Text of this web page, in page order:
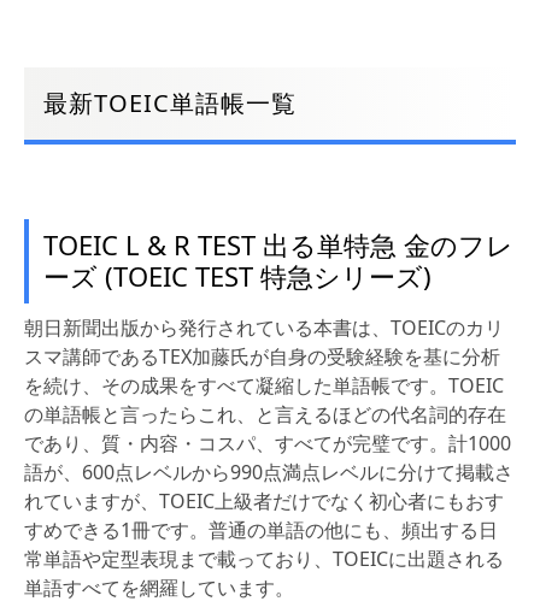
最新TOEIC単語帳一覧
TOEIC L & R TEST 出る単特急 金のフレ
ーズ (TOEIC TEST 特急シリーズ)
朝日新聞出版から発行されている本書は、TOEICのカリ
スマ講師であるTEX加藤氏が自身の受験経験を基に分析
を続け、その成果をすべて凝縮した単語帳です。TOEIC
の単語帳と言ったらこれ、と言えるほどの代名詞的存在
であり、質・内容・コスパ、すべてが完璧です。計1000
語が、600点レベルから990点満点レベルに分けて掲載さ
れていますが、TOEIC上級者だけでなく初心者にもおす
すめできる1冊です。普通の単語の他にも、頻出する日
常単語や定型表現まで載っており、TOEICに出題される
単語すべてを網羅しています。